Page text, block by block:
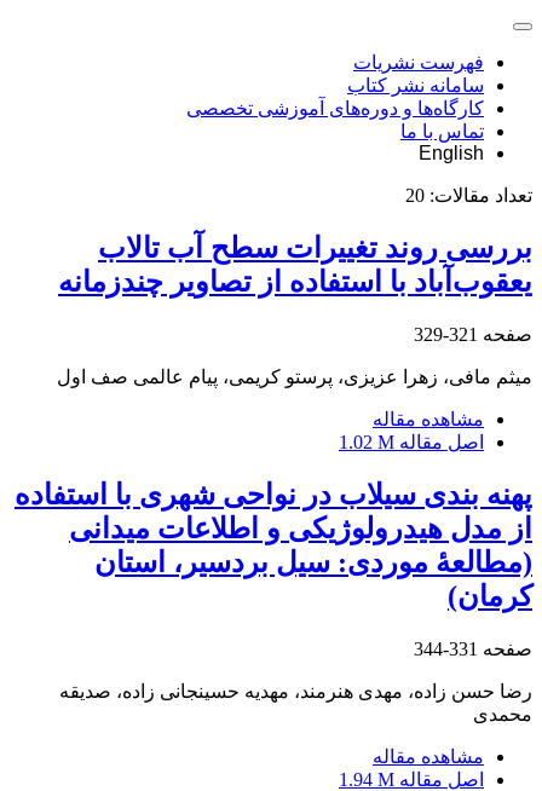
فهرست نشریات
سامانه نشر کتاب
کارگاه‌ها و دوره‌های آموزشی تخصصی
تماس با ما
English
تعداد مقالات: 20
بررسی روند تغییرات سطح آب تالاب
یعقوب‌آباد با استفاده از تصاویر چند‌زمانه
صفحه 321-329
میثم مافی، زهرا عزیزی، پرستو کریمی، پیام عالمی صف اول
مشاهده مقاله
اصل مقاله 1.02 M
پهنه بندی سیلاب در نواحی شهری با استفاده
از مدل هیدرولوژیکی و اطلاعات میدانی
(مطالعۀ موردی: سیل بردسیر، استان
کرمان)
صفحه 331-344
رضا حسن زاده، مهدی هنرمند، مهدیه حسینجانی زاده، صدیقه
محمدی
مشاهده مقاله
اصل مقاله 1.94 M